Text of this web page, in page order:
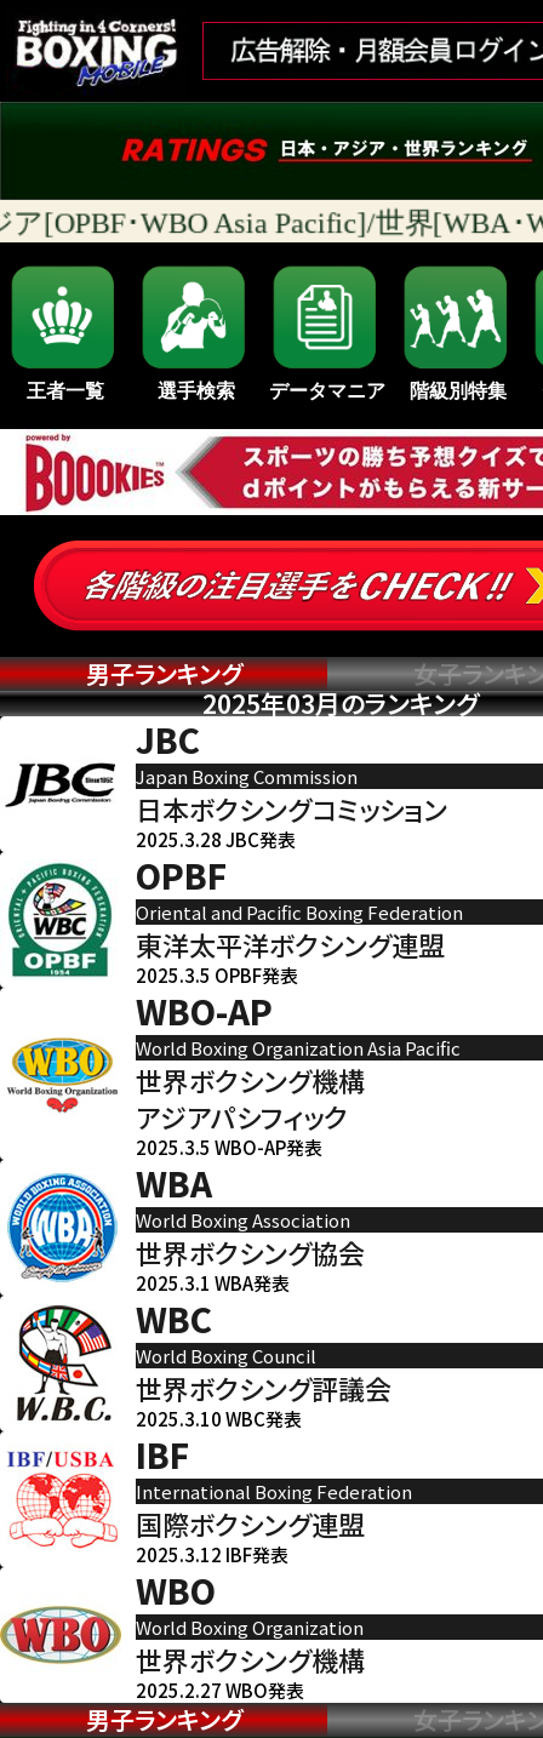
[OPBF･WBO Asia Pacific]/世界[WBA･
王者一覧 選手検索 データマニア 階級別特集
男子ランキング 女子ランキ
2025年03月のランキング
JBC
Japan Boxing Commission
日本ボクシングコミッション
2025.3.28 JBC発表
OPBF
Oriental and Pacific Boxing Federation
東洋太平洋ボクシング連盟
2025.3.5 OPBF発表
WBO-AP
World Boxing Organization Asia Pacific
世界ボクシング機構
アジアパシフィック
2025.3.5 WBO-AP発表
WBA
World Boxing Association
世界ボクシング協会
2025.3.1 WBA発表
WBC
World Boxing Council
世界ボクシング評議会
2025.3.10 WBC発表
IBF
International Boxing Federation
国際ボクシング連盟
2025.3.12 IBF発表
WBO
World Boxing Organization
世界ボクシング機構
2025.2.27 WBO発表
男子ランキング 女子ランキ